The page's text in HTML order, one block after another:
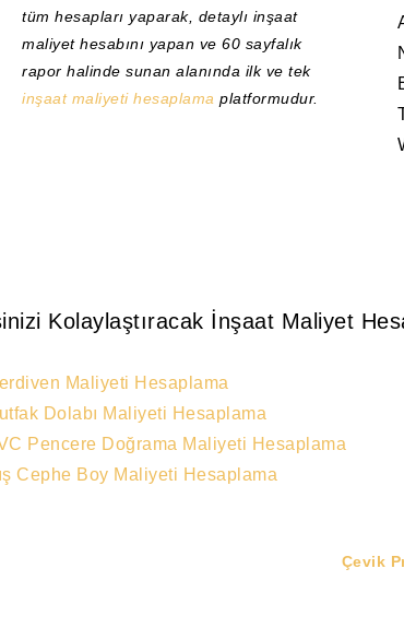
tüm hesapları yaparak, detaylı inşaat
maliyet hesabını yapan ve 60 sayfalık
rapor halinde sunan alanında ilk ve tek
inşaat maliyeti hesaplama platformudur.
Kolaylaştıracak İnşaat Maliyet
Maliyeti Hesaplama
Dolabı Maliyeti Hesaplama
Pencere Doğrama Maliyeti Hesaplama
Cephe Boy Maliyeti Hesaplama
Çevik